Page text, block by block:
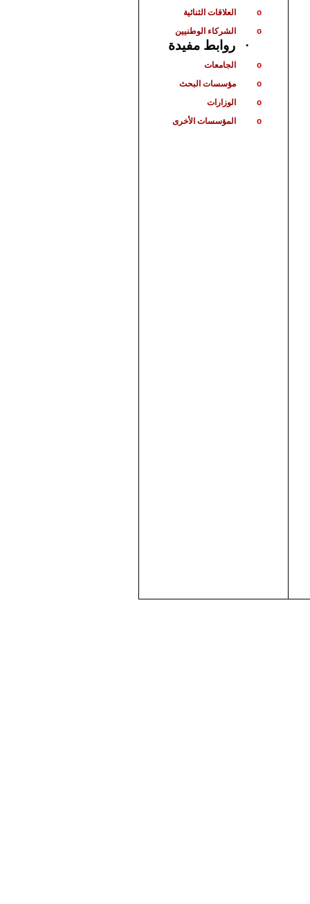
o العلاقات الثنائية
o الشركاء الوطنيين
· روابط مفيدة
o الجامعات
o مؤسسات البحث
o الوزارات
o المؤسسات الأخرى